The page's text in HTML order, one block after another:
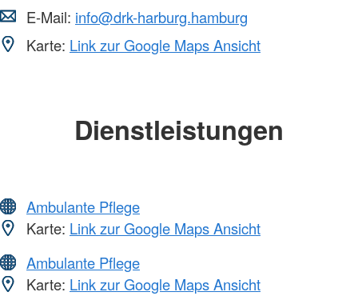
E-Mail: info@drk-harburg.hamburg
Karte: Link zur Google Maps Ansicht
Dienstleistungen
Ambulante Pflege
Karte: Link zur Google Maps Ansicht
Ambulante Pflege
Karte: Link zur Google Maps Ansicht